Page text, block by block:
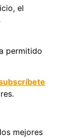
el
permitido
mejores